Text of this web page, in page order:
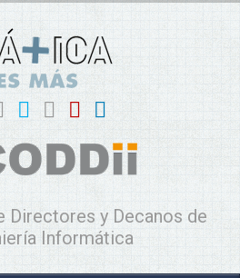
Directores y Decanos de
Informática